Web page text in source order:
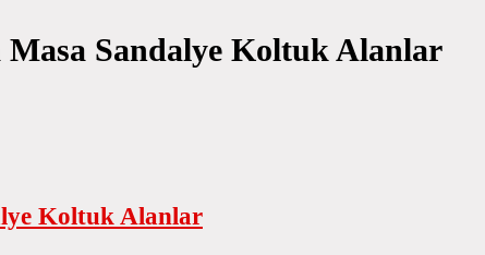
Sandalye Koltuk Alanlar
Koltuk Alanlar